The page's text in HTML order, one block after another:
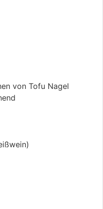
von Tofu Nagel